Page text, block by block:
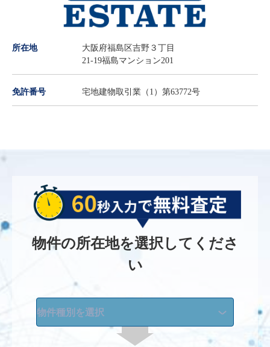
所在地
大阪府福島区吉野３丁目
21-19福島マンション201
免許番号 宅地建物取引業（1）第63772号
物件の所在地を選択してくださ
い